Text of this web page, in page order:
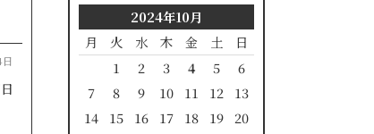
2024年10月
月
火 水 木 金 土 日
1 2 3 4 5
6
7
8 9 10 11 12
13
14
15 16 17 18 19
20